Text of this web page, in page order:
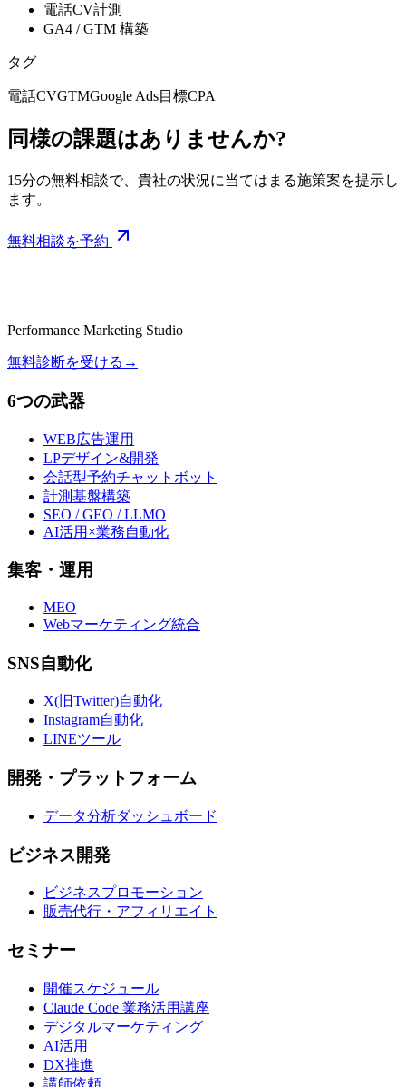
電話CV計測
GA4 / GTM 構築
タグ
電話CVGTMGoogle Ads目標CPA
同様の課題はありませんか?
15分の無料相談で、貴社の状況に当てはまる施策案を提示し
ます。
無料相談を予約
Performance Marketing Studio
無料診断を受ける →
6つの武器
WEB広告運用
LPデザイン&開発
会話型予約チャットボット
計測基盤構築
SEO / GEO / LLMO
AI活用×業務自動化
集客・運用
MEO
Webマーケティング統合
SNS自動化
X(旧Twitter)自動化
Instagram自動化
LINEツール
開発・プラットフォーム
データ分析ダッシュボード
ビジネス開発
ビジネスプロモーション
販売代行・アフィリエイト
セミナー
開催スケジュール
Claude Code 業務活用講座
デジタルマーケティング
AI活用
DX推進
講師依頼